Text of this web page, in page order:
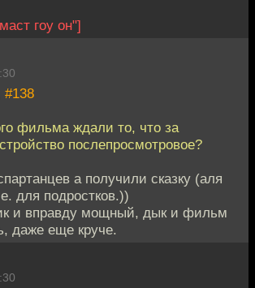
гоу он"]
#138
фильма ждали то, что за
послепросмотровое?
а получили сказку (аля
для подростков.))
и вправду мощный, дык и фильм
даже еще круче.